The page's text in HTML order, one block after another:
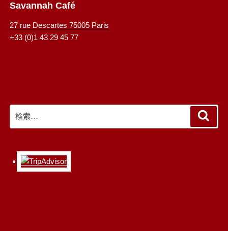
Savannah Café
27 rue Descartes 75005 Paris
+33 (0)1 43 29 45 77
索: